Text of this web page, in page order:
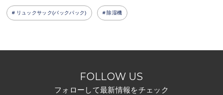
リュックサック(バックパック) 除湿機
FOLLOW US
フォローして最新情報をチェック